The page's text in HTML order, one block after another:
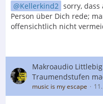
Kellerkind2 sorry,
Person über Dich rede;
offensichtlich nicht
Makroaudio
Traumendstufen
music is my escape